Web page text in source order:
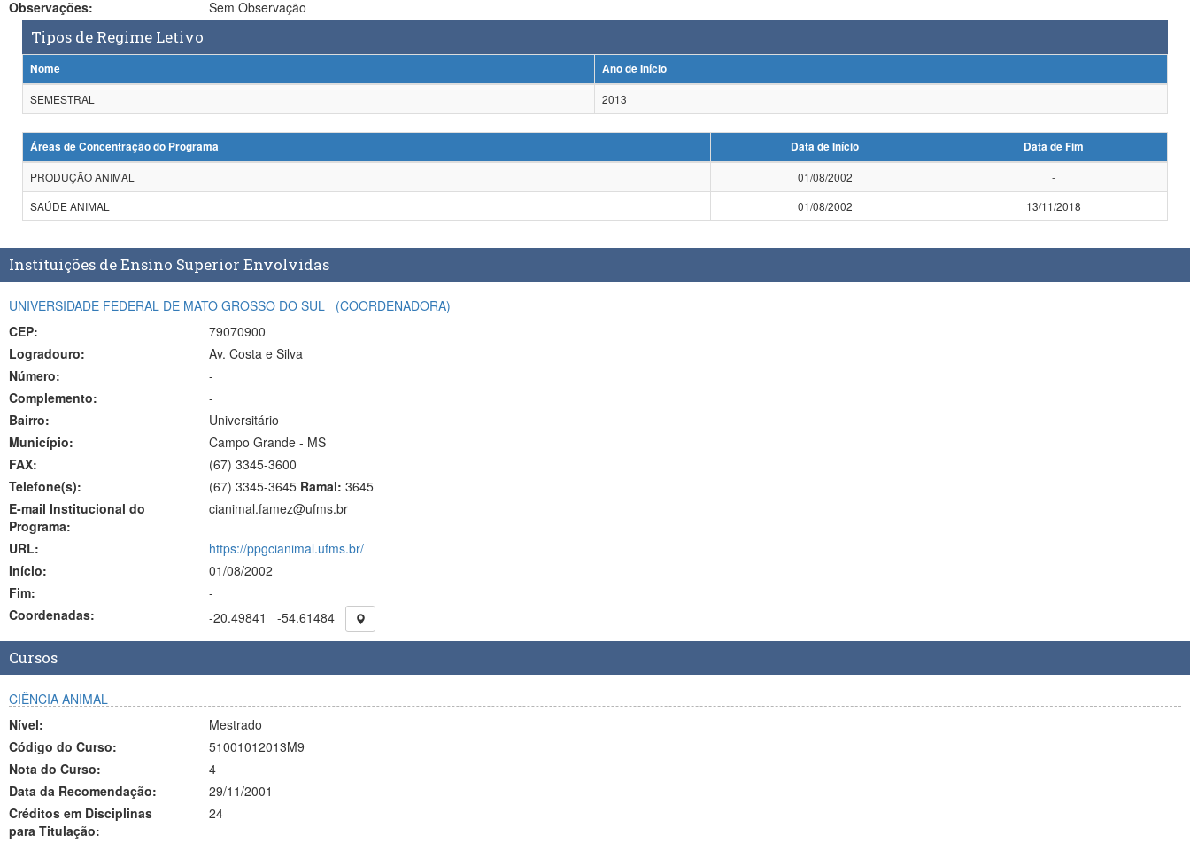
Observações:
Sem Observação
Tipos de Regime Letivo
Nome
Ano de Início
SEMESTRAL
2013
Áreas de Concentração do Programa Data de Início
Data de Fim
PRODUÇÃO ANIMAL
01/08/2002
-
SAÚDE ANIMAL
01/08/2002 13/11/2018
Instituições de Ensino Superior Envolvidas
UNIVERSIDADE FEDERAL DE MATO GROSSO DO SUL
(COORDENADORA)
CEP:
79070900
Logradouro:
Av. Costa e Silva
Número:
-
Complemento:
-
Bairro:
Universitário
Município:
Campo Grande - MS
FAX:
(67) 3345-3600
Telefone(s):
(67) 3345-3645 Ramal: 3645
E-mail Institucional do
Programa:
cianimal.famez@ufms.br
URL:
https://ppgcianimal.ufms.br/
Início:
01/08/2002
Fim:
-
Coordenadas:
-20.49841 -54.61484
Cursos
CIÊNCIA ANIMAL
Nível:
Mestrado
Código do Curso:
51001012013M9
Nota do Curso:
4
Data da Recomendação:
29/11/2001
Créditos em Disciplinas
para Titulação:
24